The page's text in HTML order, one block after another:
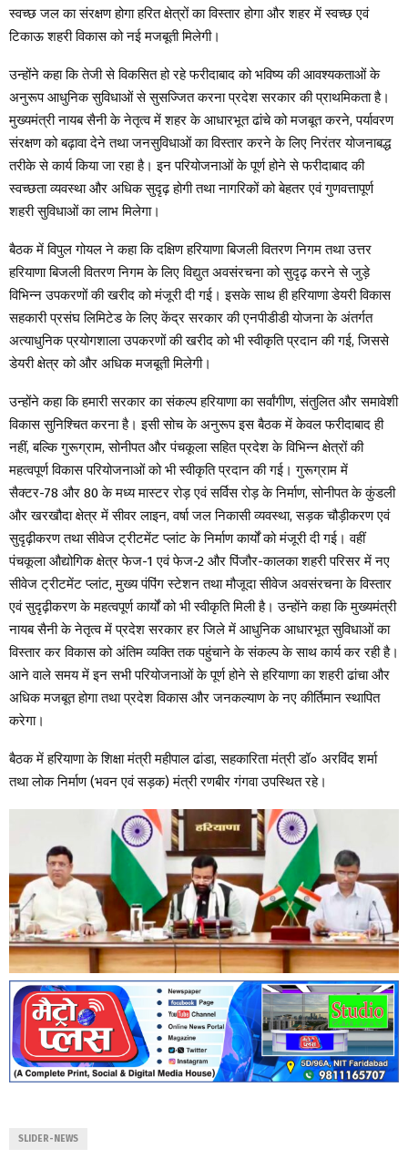
स्वच्छ जल का संरक्षण होगा हरित क्षेत्रों का विस्तार होगा और शहर में स्वच्छ एवं
टिकाऊ शहरी विकास को नई मजबूती मिलेगी।
उन्होंने कहा कि तेजी से विकसित हो रहे फरीदाबाद को भविष्य की आवश्यकताओं के
अनुरूप आधुनिक सुविधाओं से सुसज्जित करना प्रदेश सरकार की प्राथमिकता है।
मुख्यमंत्री नायब सैनी के नेतृत्व में शहर के आधारभूत ढांचे को मजबूत करने, पर्यावरण
संरक्षण को बढ़ावा देने तथा जनसुविधाओं का विस्तार करने के लिए निरंतर योजनाबद्ध
तरीके से कार्य किया जा रहा है। इन परियोजनाओं के पूर्ण होने से फरीदाबाद की
स्वच्छता व्यवस्था और अधिक सुदृढ़ होगी तथा नागरिकों को बेहतर एवं गुणवत्तापूर्ण
शहरी सुविधाओं का लाभ मिलेगा।
बैठक में विपुल गोयल ने कहा कि दक्षिण हरियाणा बिजली वितरण निगम तथा उत्तर
हरियाणा बिजली वितरण निगम के लिए विद्युत अवसंरचना को सुदृढ़ करने से जुड़े
विभिन्न उपकरणों की खरीद को मंजूरी दी गई। इसके साथ ही हरियाणा डेयरी विकास
सहकारी प्रसंघ लिमिटेड के लिए केंद्र सरकार की एनपीडीडी योजना के अंतर्गत
अत्याधुनिक प्रयोगशाला उपकरणों की खरीद को भी स्वीकृति प्रदान की गई, जिससे
डेयरी क्षेत्र को और अधिक मजबूती मिलेगी।
उन्होंने कहा कि हमारी सरकार का संकल्प हरियाणा का सर्वांगीण, संतुलित और समावेशी
विकास सुनिश्चित करना है। इसी सोच के अनुरूप इस बैठक में केवल फरीदाबाद ही
नहीं, बल्कि गुरूग्राम, सोनीपत और पंचकूला सहित प्रदेश के विभिन्न क्षेत्रों की
महत्वपूर्ण विकास परियोजनाओं को भी स्वीकृति प्रदान की गई। गुरूग्राम में
सैक्टर-78 और 80 के मध्य मास्टर रोड़ एवं सर्विस रोड़ के निर्माण, सोनीपत के कुंडली
और खरखौदा क्षेत्र में सीवर लाइन, वर्षा जल निकासी व्यवस्था, सड़क चौड़ीकरण एवं
सुदृढ़ीकरण तथा सीवेज ट्रीटमेंट प्लांट के निर्माण कार्यों को मंजूरी दी गई। वहीं
पंचकूला औद्योगिक क्षेत्र फेज-1 एवं फेज-2 और पिंजौर-कालका शहरी परिसर में नए
सीवेज ट्रीटमेंट प्लांट, मुख्य पंपिंग स्टेशन तथा मौजूदा सीवेज अवसंरचना के विस्तार
एवं सुदृढ़ीकरण के महत्वपूर्ण कार्यों को भी स्वीकृति मिली है। उन्होंने कहा कि मुख्यमंत्री
नायब सैनी के नेतृत्व में प्रदेश सरकार हर जिले में आधुनिक आधारभूत सुविधाओं का
विस्तार कर विकास को अंतिम व्यक्ति तक पहुंचाने के संकल्प के साथ कार्य कर रही है।
आने वाले समय में इन सभी परियोजनाओं के पूर्ण होने से हरियाणा का शहरी ढांचा और
अधिक मजबूत होगा तथा प्रदेश विकास और जनकल्याण के नए कीर्तिमान स्थापित
करेगा।
बैठक में हरियाणा के शिक्षा मंत्री महीपाल ढांडा, सहकारिता मंत्री डॉ० अरविंद शर्मा
तथा लोक निर्माण (भवन एवं सड़क) मंत्री रणबीर गंगवा उपस्थित रहे।
SLIDER-NEWS